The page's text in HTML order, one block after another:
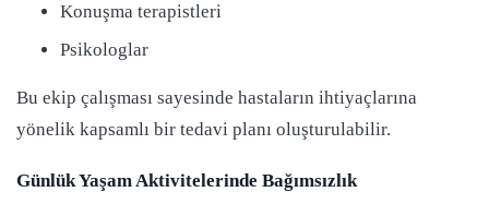
Konuşma terapistleri
Psikologlar
Bu ekip çalışması sayesinde hastaların ihtiyaçlarına
yönelik kapsamlı bir tedavi planı oluşturulabilir.
Günlük Yaşam Aktivitelerinde Bağımsızlık